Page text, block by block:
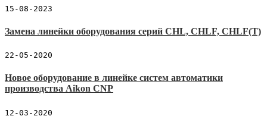
15-08-2023
Замена линейки оборудования серий CHL, CHLF, CHLF(T)
22-05-2020
Новое оборудование в линейке систем автоматики
производства Aikon CNP
12-03-2020